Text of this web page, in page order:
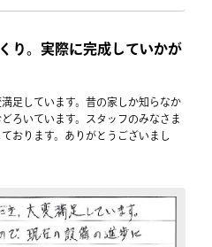
り。実際に完成していかが
足しています。昔の家しか知らなか
ろいています。スタッフのみなさま
おります。ありがとうございまし